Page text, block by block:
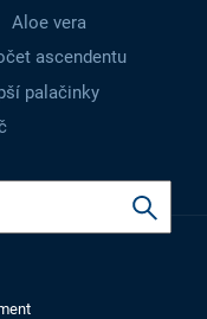
Aloe vera
ascendentu
palačinky